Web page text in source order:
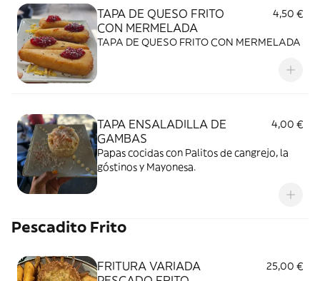
TAPA DE QUESO FRITO
CON MERMELADA
4,50 €
TAPA DE QUESO FRITO CON MERMELADA
TAPA ENSALADILLA DE
GAMBAS
4,00 €
Papas cocidas con Palitos de cangrejo, la
góstinos y Mayonesa.
Pescadito Frito
FRITURA VARIADA
25,00 €